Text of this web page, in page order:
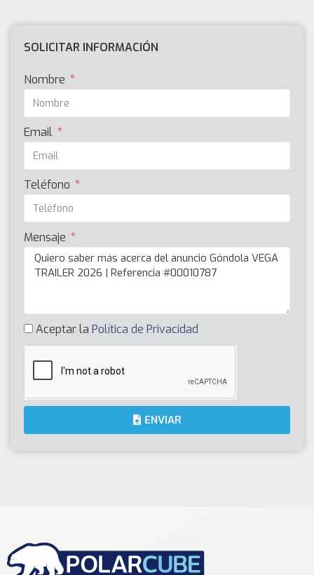
SOLICITAR INFORMACIÓN
Nombre
Email
Teléfono
Mensaje
Aceptar la Política de Privacidad
ENVIAR